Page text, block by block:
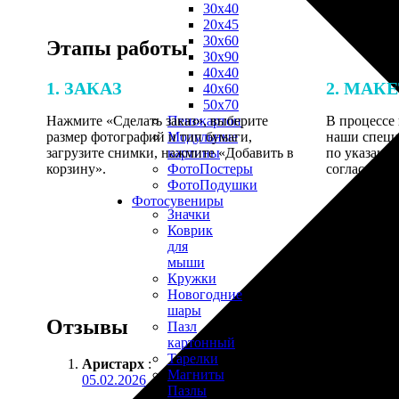
30х40
20х45
30х60
30х90
40х40
40х60
50х70
Пенокартон
Модульные
картины
ФотоПостеры
ФотоПодушки
Фотоcувениры
Значки
Коврик
для
мыши
Кружки
Новогодние
шары
Пазл
картонный
Тарелки
Магниты
Пазлы
Этапы работы
1. ЗАКАЗ
Нажмите «Сделать заказ», выберите
размер фотографий и тип бумаги,
загрузите снимки, нажмите «Добавить в
корзину».
2.
В процессе
наши
по
Отзывы
Аристарх :
05.02.2026